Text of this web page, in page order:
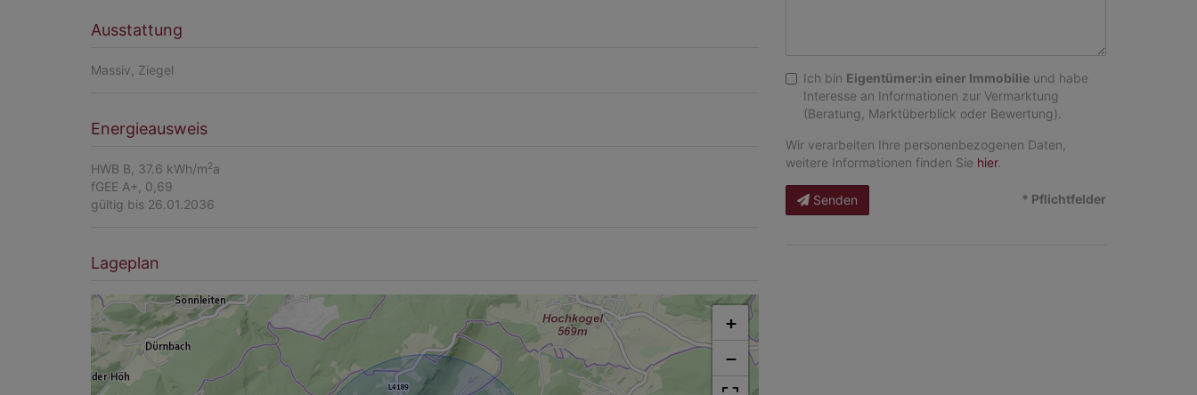
Ausstattung
Massiv Ziegel
Energieausweis
HWB B, 37.6 kWh/m2a
fGEE A+, 0,69
gültig bis 26.01.2036
Lageplan
+
−
Ich bin Eigentümer:in einer Immobilie und habe
Interesse an Informationen zur Vermarktung
(Beratung, Marktüberblick oder Bewertung).
Wir verarbeiten Ihre personenbezogenen Daten,
weitere Informationen finden Sie hier.
Senden * Pflichtfelder